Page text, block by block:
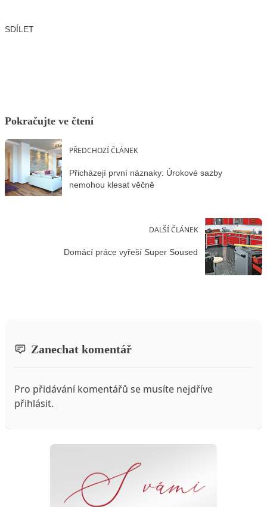
SDÍLET
Pokračujte ve čtení
PŘEDCHOZÍ ČLÁNEK
Přicházejí první náznaky: Úrokové sazby
nemohou klesat věčně
DALŠÍ ČLÁNEK
Domácí práce vyřeší Super Soused
Zanechat komentář
Pro přidávání komentářů se musíte nejdříve
přihlásit.